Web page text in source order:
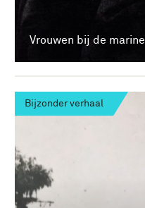
Vrouwen bij de marine
Bijzonder verhaal